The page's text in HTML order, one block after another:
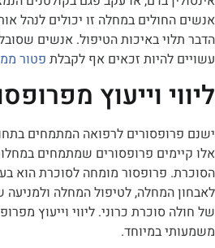
במחלה זו יכולים לנהל אורח
באיכות הטיפול. אנשים שסובלים
זכאים אף לקבלת פטור ממס
וייעוץ מפרופסור
לרפואה המתמחים בתחומים
פרופסורים שמתמחים במחלות
פרופסור מומחה לסוכרת הוא בעל ידע
לטיפול המחלה ולמניעה של
כרוני. ליווי וייעוץ מפרופסור זה
במיוחד.